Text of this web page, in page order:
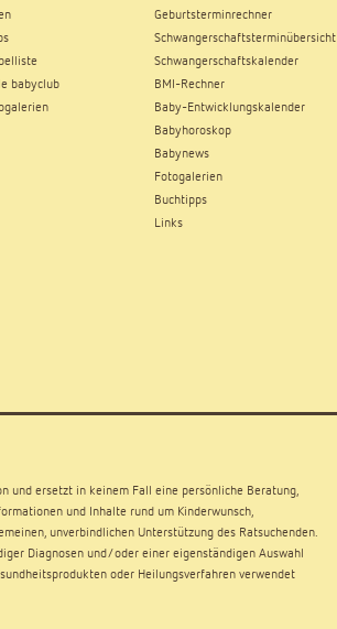
babyclub
Geburtsterminrechner
Schwangerschaftsterminübersicht
Schwangerschaftskalender
BMI-Rechner
Baby-Entwicklungskalender
Babyhoroskop
Babynews
Fotogalerien
Buchtipps
Links
und ersetzt in keinem Fall eine persönliche Beratung,
und Inhalte rund um Kinderwunsch,
unverbindlichen Unterstützung des Ratsuchenden.
Diagnosen und/oder einer eigenständigen Auswahl
oder Heilungsverfahren verwendet